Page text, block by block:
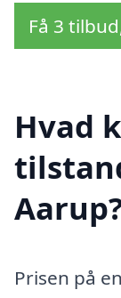
Få 3
Hvad
Prisen på